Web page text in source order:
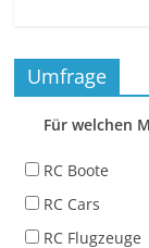
Umfrage
Für welchen
RC Boote
RC Cars
RC Flugzeuge